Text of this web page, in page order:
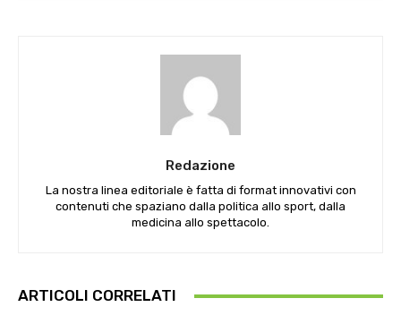
Redazione
La nostra linea editoriale è fatta di format innovativi con
contenuti che spaziano dalla politica allo sport, dalla
medicina allo spettacolo.
ARTICOLI CORRELATI